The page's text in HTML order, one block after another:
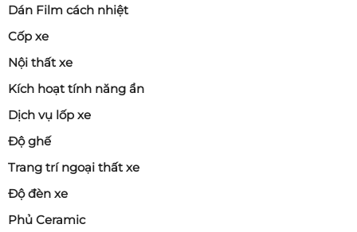
Dán Film cách nhiệt
Cốp xe
Nội thất xe
Kích hoạt tính năng ẩn
Dịch vụ lốp xe
Độ ghế
Trang trí ngoại thất xe
Độ đèn xe
Phủ Ceramic